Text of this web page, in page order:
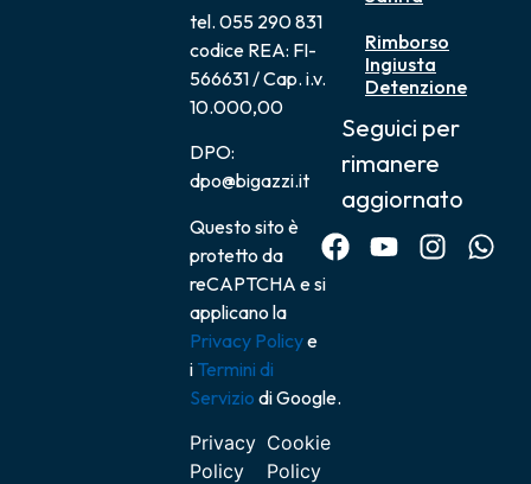
tel. 055 290 831
codice REA: FI-
566631 / Cap. i.v.
10.000,00
DPO:
dpo@bigazzi.it
Questo sito è
protetto da
reCAPTCHA e si
applicano la
Privacy Policye
i Termini di
Servizio di Google.
Privacy
Policy
Cookie
Policy
Rimborso
Ingiusta
Detenzione
Seguici per
rimanere
aggiornato